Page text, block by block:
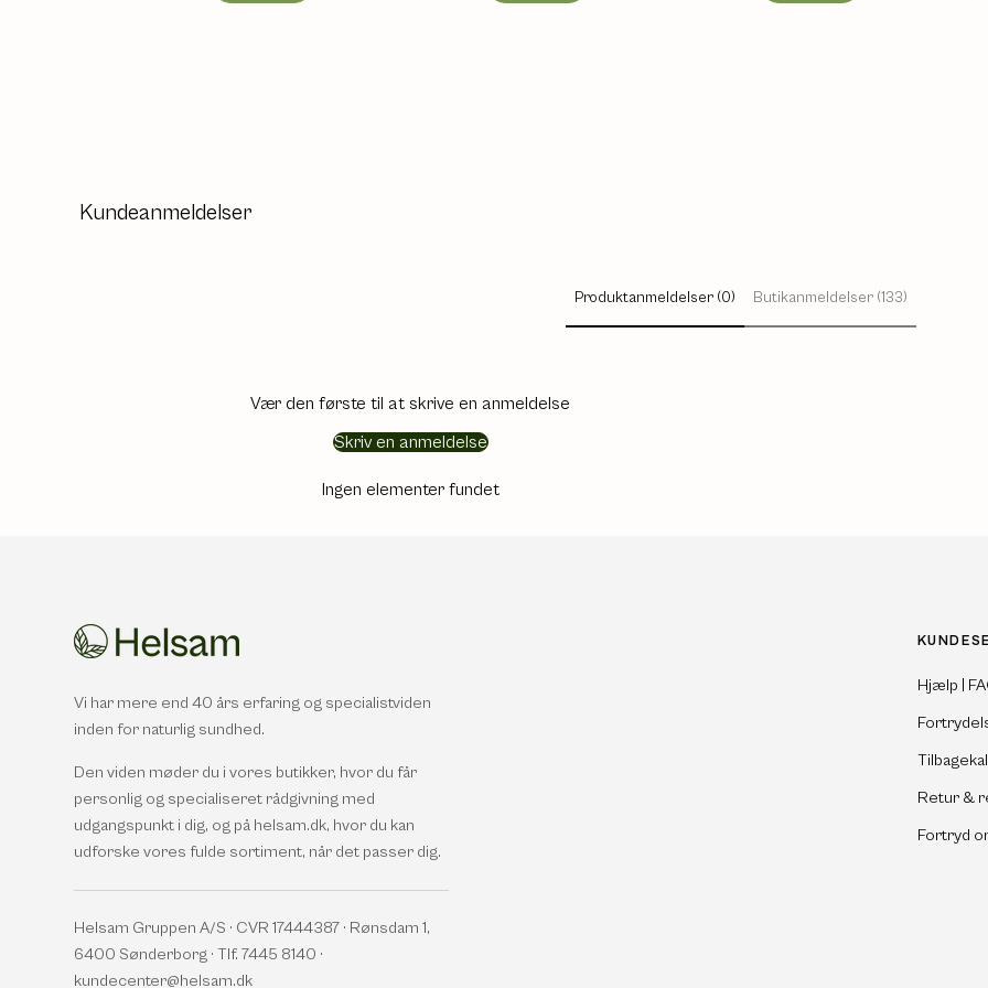
Kundeanmeldelser
Produktanmeldelser (0) Butikanmeldelser (133)
Vær den første til at skrive en anmeldelse
Skriv en anmeldelse
Ingen elementer fundet
Vi har mere end 40 års erfaring og specialistviden
inden for naturlig sundhed.
Den viden møder du i vores butikker, hvor du får
personlig og specialiseret rådgivning med
udgangspunkt i dig, og på helsam.dk, hvor du kan
udforske vores fulde sortiment, når det passer dig.
Helsam Gruppen A/S · CVR 17444387 · Rønsdam 1,
6400 Sønderborg · Tlf. 7445 8140 ·
kundecenter@helsam.dk
Hjælp |
Retur &
Fortryd